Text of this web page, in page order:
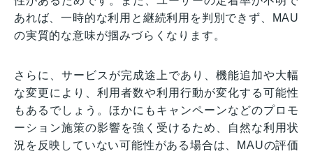
あれば、一時的な利用と継続利用を判別できず、MAU
の実質的な意味が掴みづらくなります。
さらに、サービスが完成途上であり、機能追加や大幅
な変更により、利用者数や利用行動が変化する可能性
もあるでしょう。ほかにもキャンペーンなどのプロモ
ーション施策の影響を強く受けるため、自然な利用状
況を反映していない可能性がある場合は、MAUの評価